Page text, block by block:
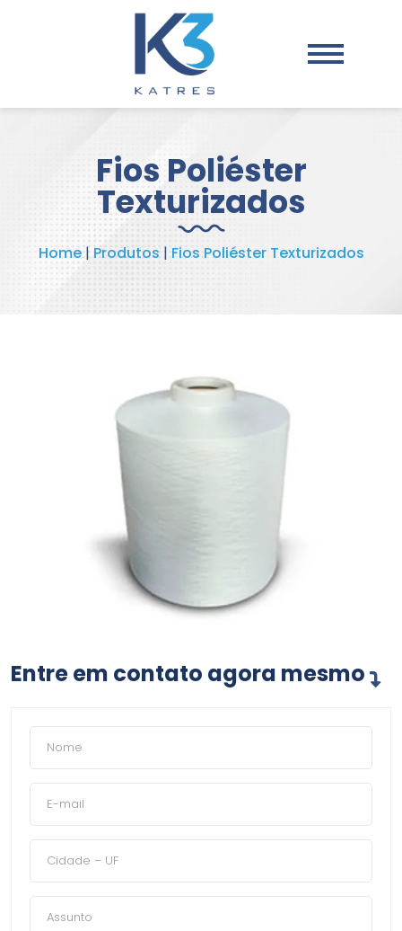
Fios Poliéster
Texturizados
Home|Produtos | Fios Poliéster Texturizados
Entre em contato agora mesmo